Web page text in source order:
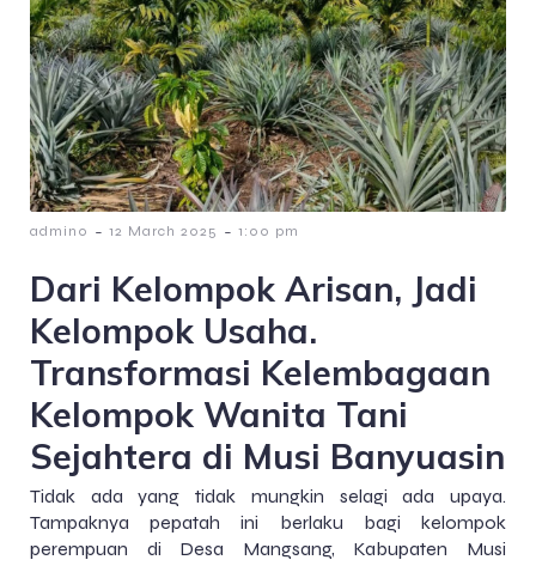
admin0 - 12 March 2025 - 1:00 pm
Dari Kelompok Arisan, Jadi
Kelompok Usaha.
Transformasi Kelembagaan
Kelompok Wanita Tani
Sejahtera di Musi Banyuasin
Tidak ada yang tidak mungkin selagi ada upaya.
Tampaknya pepatah ini berlaku bagi kelompok
perempuan di Desa Mangsang, Kabupaten Musi